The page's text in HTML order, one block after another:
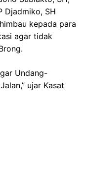
Djadmiko, SH
kepada para
agar tidak
Undang-
ujar Kasat